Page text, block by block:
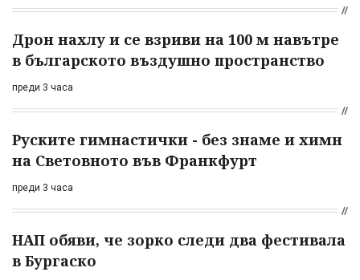
Дрон нахлу и се взриви на 100 м навътре
в българското въздушно пространство
преди 3 часа
Руските гимнастички - без знаме и химн
на Световното във Франкфурт
преди 3 часа
НАП обяви, че зорко следи два фестивала
в Бургаско